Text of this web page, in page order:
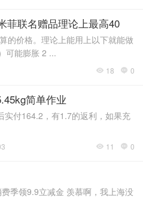
菲联名赠品理论上最高40
的价格。理论上能用上以下就能做
可能膨胀 2 ...
 18  0
简单作业
付164.2，有1.7的返利，如果充
 11  0
季领9.9立减金 羡慕啊，我上海没